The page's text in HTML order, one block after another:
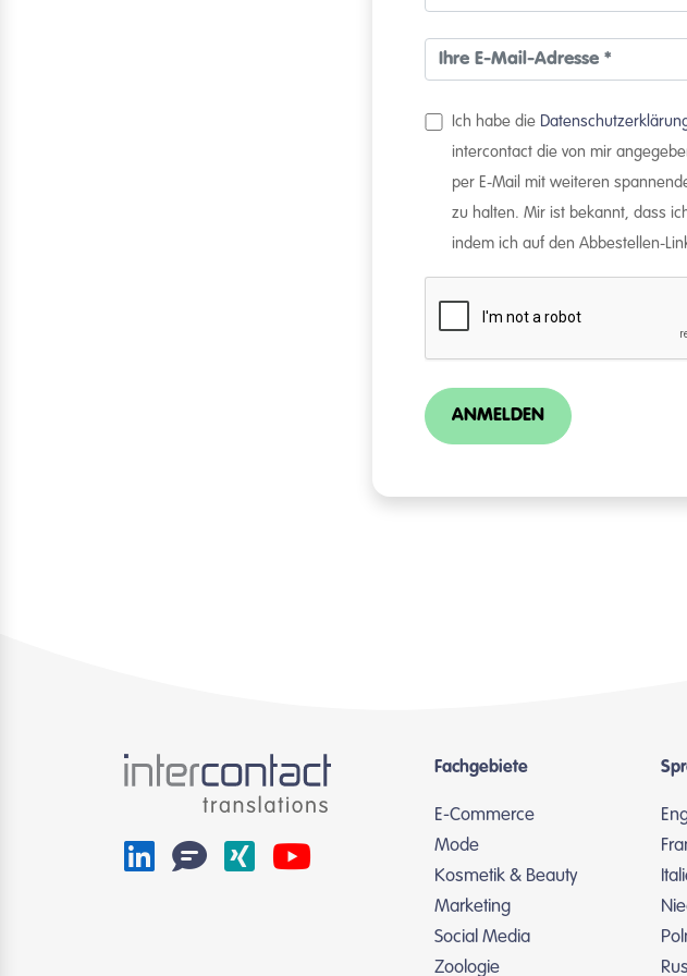
Ich habe die
intercontact die von mir
per E-Mail mit weiteren
zu halten. Mir ist bekannt, dass
indem ich auf den Abbestellen-
ANMELDEN
Fachgebiete
E-Commerce
Mode
Kosmetik & Beauty
Marketing
Social Media
Zoologie